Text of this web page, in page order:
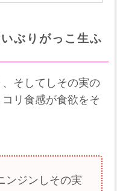
ぶりがっこ生ふ
そしてしその実の
リ食感が食欲をそ
ンジンしその実